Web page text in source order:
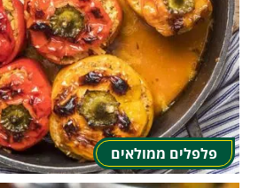
פלפלים ממולאים